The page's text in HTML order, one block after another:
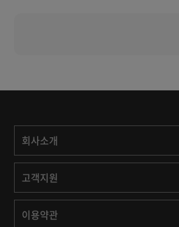
회사소개
고객지원
이용약관